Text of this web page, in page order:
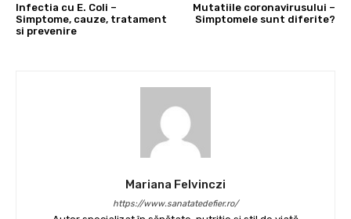
Infectia cu E. Coli –
Simptome, cauze, tratament
si prevenire
Mutatiile coronavirusului –
Simptomele sunt diferite?
Mariana Felvinczi
https://www.sanatatedefier.ro/